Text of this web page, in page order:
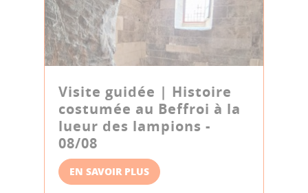
Visite guidée | Histoire
costumée au Beffroi à la
lueur des lampions -
08/08
EN SAVOIR PLUS